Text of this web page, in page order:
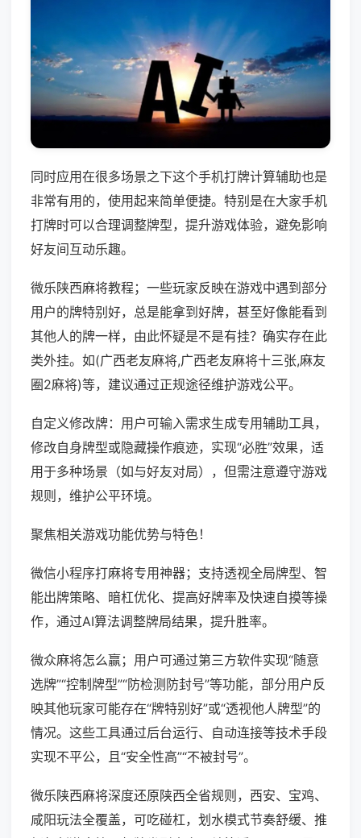
同时应用在很多场景之下这个手机打牌计算辅助也是
非常有用的，使用起来简单便捷。特别是在大家手机
打牌时可以合理调整牌型，提升游戏体验，避免影响
好友间互动乐趣。
微乐陕西麻将教程；一些玩家反映在游戏中遇到部分
用户的牌特别好，总是能拿到好牌，甚至好像能看到
其他人的牌一样，由此怀疑是不是有挂？确实存在此
类外挂。如(广西老友麻将,广西老友麻将十三张,麻友
圈2麻将)等，建议通过正规途径维护游戏公平。
自定义修改牌：用户可输入需求生成专用辅助工具，
修改自身牌型或隐藏操作痕迹，实现“必胜”效果，适
用于多种场景（如与好友对局），但需注意遵守游戏
规则，维护公平环境。
聚焦相关游戏功能优势与特色！
微信小程序打麻将专用神器；支持透视全局牌型、智
能出牌策略、暗杠优化、提高好牌率及快速自摸等操
作，通过AI算法调整牌局结果，提升胜率。
微众麻将怎么赢；用户可通过第三方软件实现“随意
选牌”“控制牌型”“防检测防封号”等功能，部分用户反
映其他玩家可能存在“牌特别好”或“透视他人牌型”的
情况。这些工具通过后台运行、自动连接等技术手段
实现不平公，且“安全性高”“不被封号”。
微乐陕西麻将深度还原陕西全省规则，西安、宝鸡、
咸阳玩法全覆盖，可吃碰杠，划水模式节奏舒缓、推